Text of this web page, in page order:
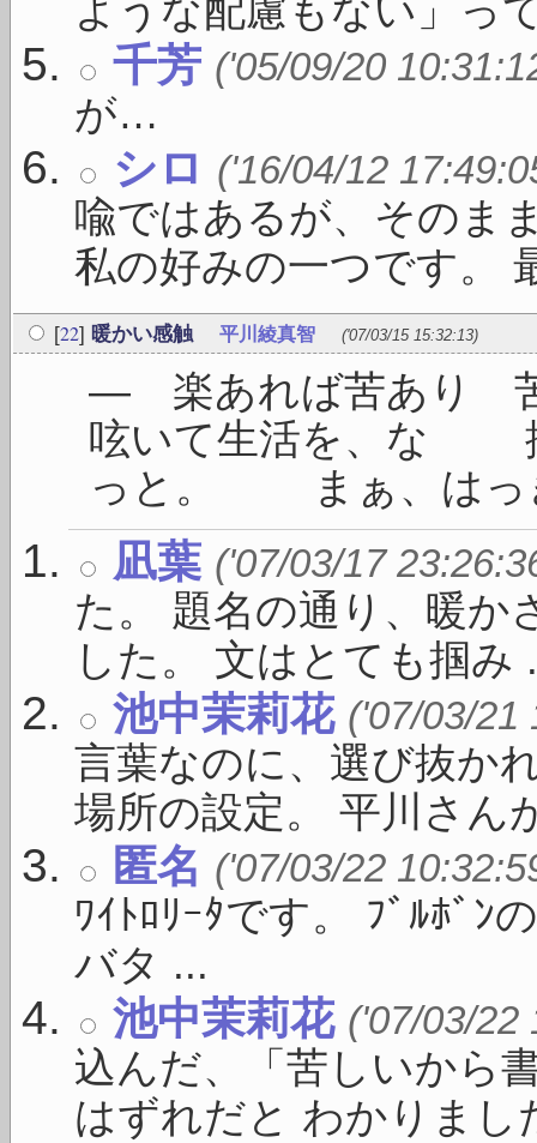
ような配慮もない」っ
千芳 ('05/09/20
が…
シロ ('16/04/12
喩ではあるが、そのま
私の好みの一つです。
[22] 暖かい感触 平川綾真智 ('07/03/15 15:32:13)
― 楽あれば苦あり
呟いて生活を、な
っと。 まぁ、はっ
凪葉 ('07/03/17
た。 題名の通り、暖か
した。 文はとても掴み
池中茉莉花 ('07/03/21
言葉なのに、選び抜か
場所の設定。 平川さん
匿名 ('07/03/22
ﾜｲﾄﾛﾘｰﾀです。 ﾌﾞﾙﾎﾞﾝ
バタ ...
池中茉莉花 ('07/03/22
込んだ、「苦しいから
はずれだと わかりまし